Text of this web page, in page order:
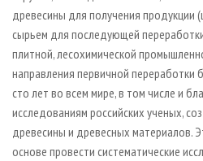
древесины для получения продукции
сырьем для последующей
плитной, лесохимической
направления первичной переработки
сто лет во всем мире, в том числе и
исследованиям российских ученых,
древесины и древесных материалов.
основе провести систематические